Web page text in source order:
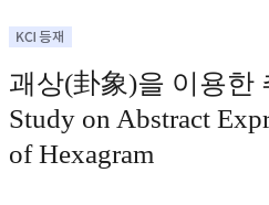
괘상(卦象)을 이용한
Study on Abstract
of Hexagram